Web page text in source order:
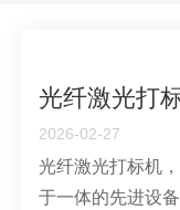
2026-02-27
光纤激光打标机
于一体的先进设